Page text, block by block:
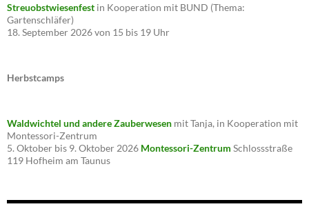
Streuobstwiesenfest in Kooperation mit BUND (Thema:
Gartenschläfer)
18. September 2026 von 15 bis 19 Uhr
Herbstcamps
Waldwichtel und andere Zauberwesen mit Tanja, in Kooperation mit
Montessori-Zentrum
5. Oktober bis 9. Oktober 2026 Montessori-Zentrum Schlossstraße
119 Hofheim am Taunus